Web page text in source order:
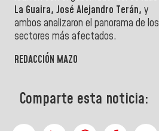
La Guaira, José Alejandro Terán, y
ambos analizaron el panorama de los
sectores más afectados.
REDACCIÓN MAZO
Comparte esta noticia: